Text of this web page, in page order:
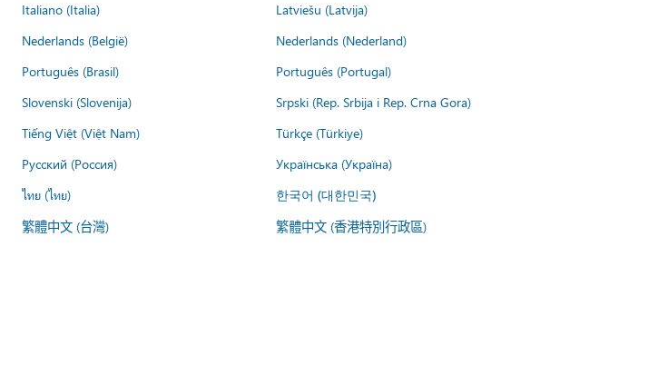
Italiano (Italia)
Latviešu (Latvija)
Nederlands (België)
Nederlands (Nederland)
Português (Brasil)
Português (Portugal)
Slovenski (Slovenija)
Srpski (Rep. Srbija i Rep. Crna Gora)
Tiếng Việt (Việt Nam)
Türkçe (Türkiye)
Русский (Россия)
Українська (Україна)
ไทย (ไทย) 한국어 (대한민국)
繁體中文 (台灣) 繁體中文 (香港特別行政區)